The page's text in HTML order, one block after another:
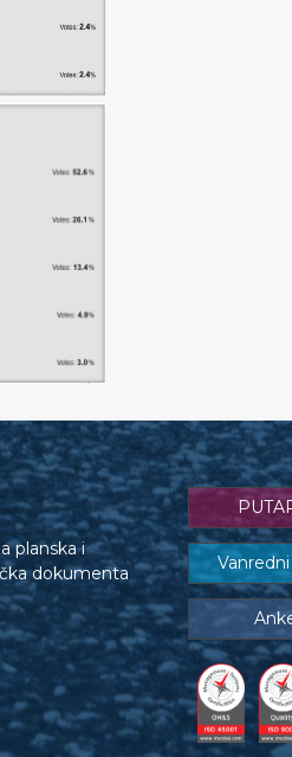
planska i
dokumenta